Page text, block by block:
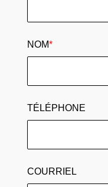
NOM*
TÉLÉPHONE
COURRIEL